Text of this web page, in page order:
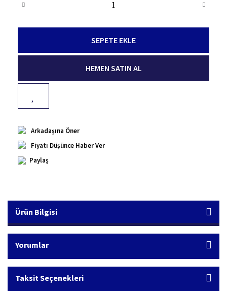
SEPETE EKLE
HEMEN SATIN AL
Arkadaşına Öner
Fiyatı Düşünce Haber Ver
Paylaş
Ürün Bilgisi
Yorumlar
Taksit Seçenekleri